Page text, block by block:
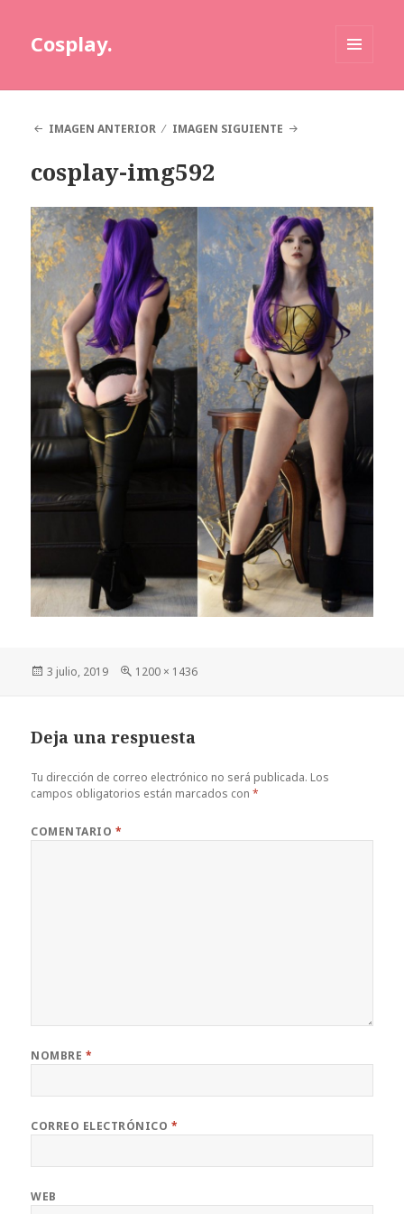
Cosplay.
IMAGEN ANTERIOR
IMAGEN SIGUIENTE
cosplay-img592
Publicado
3 julio, 2019
Tamaño
1200 × 1436
Deja una respuesta
Tu dirección de correo electrónico no será publicada. Los
campos obligatorios están marcados con*
COMENTARIO *
NOMBRE *
CORREO ELECTRÓNICO *
WEB